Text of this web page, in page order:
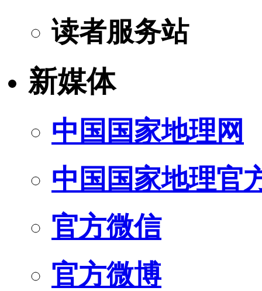
读者服务站
新媒体
中国国家地理网
中国国家地理官
官方微信
官方微博